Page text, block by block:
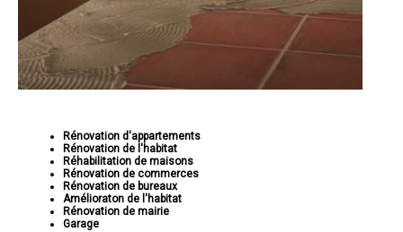
Rénovation d'appartements
Rénovation de l'habitat
Réhabilitation de maisons
Rénovation de commerces
Rénovation de bureaux
Amélioraton de l'habitat
Rénovation de mairie
Garage